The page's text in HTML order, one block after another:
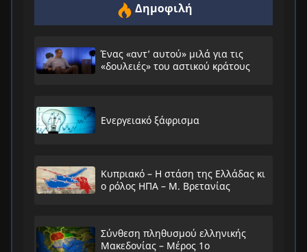
Δημοφιλή
Ένας «αντ’ αυτού» μιλά για τις
«δουλειές» του αστικού κράτους
Ενεργειακό ξάφρισμα
Κυπριακό – Η στάση της Ελλάδας κι
ο ρόλος ΗΠΑ – Μ. Βρετανίας
Σύνθεση πληθυσμού ελληνικής
Μακεδονίας – Μέρος 1ο